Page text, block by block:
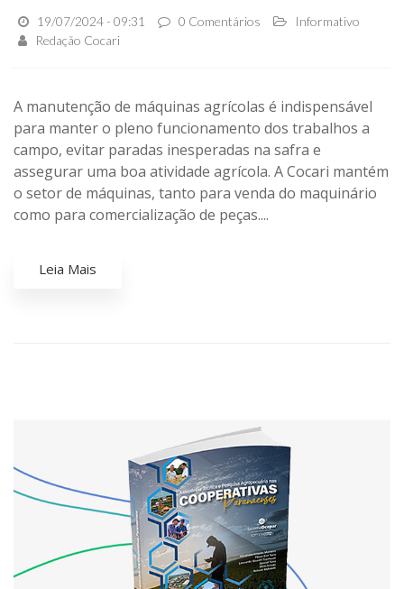
19/07/2024 - 09:31 0 Comentários
Informativo
Redação Cocari
A manutenção de máquinas agrícolas é indispensável
para manter o pleno funcionamento dos trabalhos a
campo, evitar paradas inesperadas na safra e
assegurar uma boa atividade agrícola. A Cocari mantém
o setor de máquinas, tanto para venda do maquinário
como para comercialização de peças....
Leia Mais